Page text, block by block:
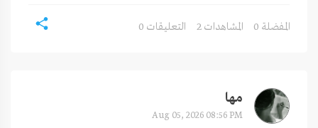
0 المفضلة 2 المشاهدات 0 التعليقات
مها
Aug 05, 2026 08:56 PM